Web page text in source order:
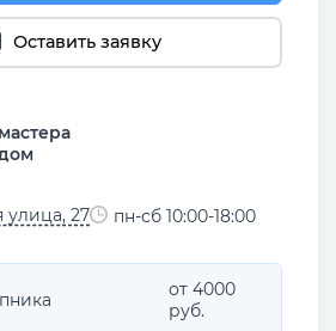
Оставить заявку
улица, 27 пн-сб 10:00-18:00
от 4000
руб.